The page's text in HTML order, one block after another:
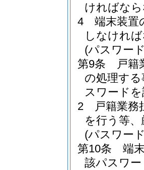
ければな
4
端末装置
しなけれ
(パスワー
第9条
戸籍
の処理す
スワード
2
戸籍業
を行う等
(パスワー
第10条
端
該パスワ